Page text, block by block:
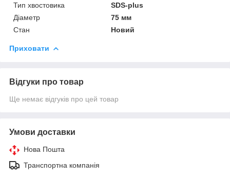
Тип хвостовика
SDS-plus
Діаметр
75 мм
Стан
Новий
Приховати
Відгуки про товар
Ще немає відгуків про цей товар
Умови доставки
Нова Пошта
Транспортна компанія